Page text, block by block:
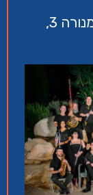
ניסן נתיב, אולם תיאטרון הסטודיו, מנורה 3,